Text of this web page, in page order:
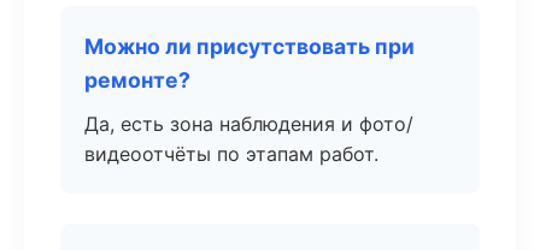
Можно ли присутствовать при
ремонте?
Да, есть зона наблюдения и фото/
видеоотчёты по этапам работ.